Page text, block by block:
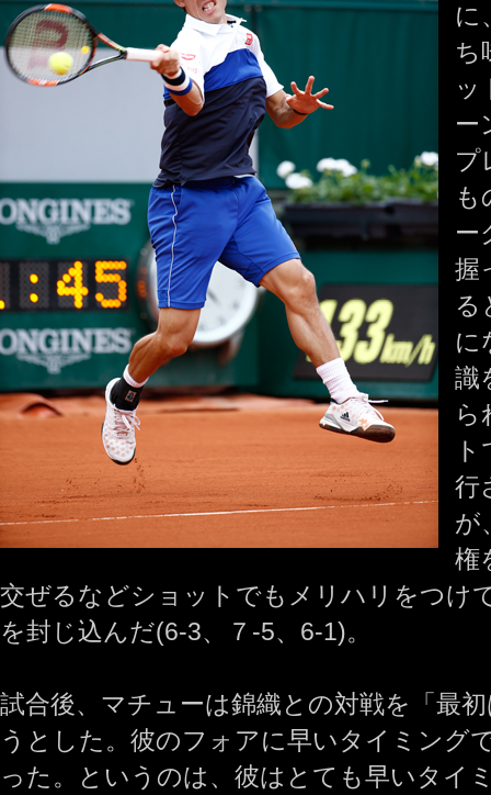
に
ち
ッ
ー
プ
も
ー
握
る
に
識
ら
行
が
権
交ぜるなどショットでもメリハリをつけ
を封じ込んだ(6‐3、７‐5、6‐1)。
試合後、マチューは錦織との対戦を「最
うとした。彼のフォアに早いタイミング
った。というのは、彼はとても早いタイ